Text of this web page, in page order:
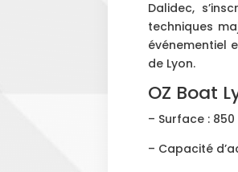
Dalidec,
techniques
événementiel
de Lyon.
OZ Boat
– Surface : 850
– Capacité